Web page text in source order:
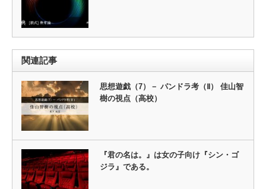
関連記事
思想遊戯（7）－ パンドラ考（Ⅱ） 佳山智
樹の視点（高校）
『君の名は。』は女の子向け『シン・ゴ
ジラ』である。